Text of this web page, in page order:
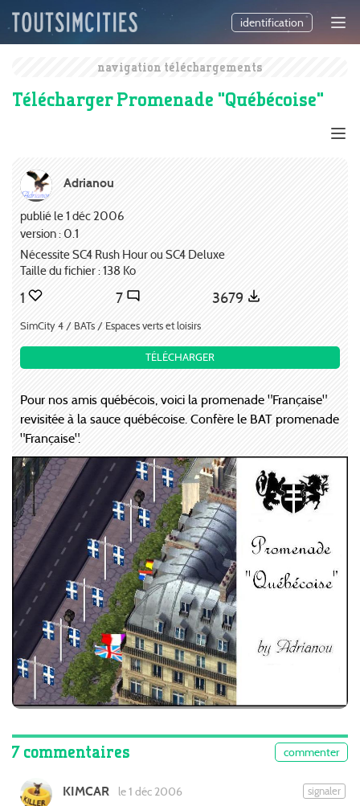
identification
navigation téléchargements
Télécharger Promenade "Québécoise"
Adrianou
publié le 1 déc 2006
version : 0.1
Nécessite SC4 Rush Hour ou SC4 Deluxe
Taille du fichier : 138 Ko
1 7 3679
SimCity 4 / BATs / Espaces verts et loisirs
TÉLÉCHARGER
Pour nos amis québécois, voici la promenade "Française"
revisitée à la sauce québécoise. Confère le BAT promenade
"Française".
7 commentaires commenter
KIMCAR le 1 déc 2006 signaler